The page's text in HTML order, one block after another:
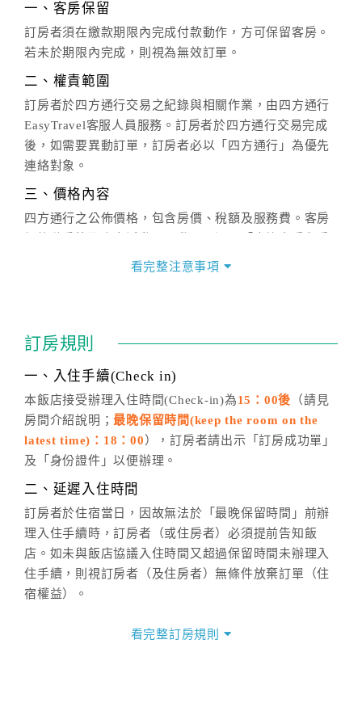
一、客房保留
訂房者須在繳款期限內完成付款動作，方可保留客房。
若未於期限內完成，則視為無效訂單。
二、權責範圍
訂房者於四方通行交易之紀錄與相關作業，由四方通行
EasyTravel客服人員服務。訂房者於四方通行交易完成
後，如需要異動訂單，訂房者必以「四方通行」為優先
連絡對象。
三、價格內容
四方通行之公佈價格，包含房價、稅額及服務費。客房
價」之當日價格為標準。
話方式異動訂單。
※非客服時間之申辦異動，皆為次日計算及辦理。
五、客服時間
週一至週日，上午9:00～晚上6:00
六、聯絡方式
(07)9682715 。
看完整注意事項
訂房規則
一、入住手續(Check in)
本飯店接受辦理入住時間(Check-in)為15：00後 （請見
房間介紹說明；最晚保留時間(keep the room on the
latest time)：18：00 ），訂房者請出示「訂房成功單」
及「身份證件」以便辦理。
二、延遲入住時間
訂房者於住宿當日，因故無法於「最晚保留時間」前辦
理入住手續時，訂房者（或住房者）必須提前告知飯
店。如未與飯店協議入住時間又超過保留時間未辦理入
住手續，則視訂房者（及住房者）無條件放棄訂單（住
宿權益）。
看完整訂房規則